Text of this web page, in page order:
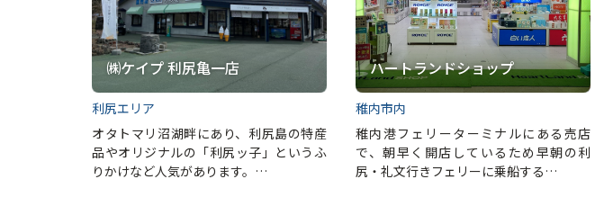
㈱ケイプ 利尻亀一店
利尻エリア
オタトマリ沼湖畔にあり、利尻島の特産
品やオリジナルの「利尻ッ子」というふ
りかけなど人気があります。…
ハートランドショップ
稚内市内
稚内港フェリーターミナルにある売店
で、朝早く開店しているため早朝の利
尻・礼文行きフェリーに乗船する…